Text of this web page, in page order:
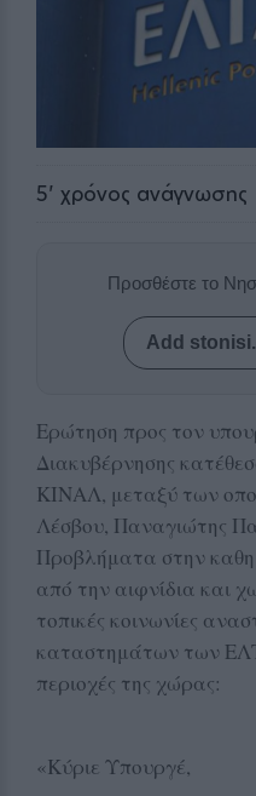
5' χρόνος ανάγνωσης
Προσθέστε το
Add
Ερώτηση προς τον
Διακυβέρνησης
ΚΙΝΑΛ, μεταξύ των
Λέσβου, Παναγιώτης
Προβλήματα στην
από την αιφνίδια και
τοπικές κοινωνίες
καταστημάτων των
περιοχές της χώρας:
«Κύριε Υπουργέ,